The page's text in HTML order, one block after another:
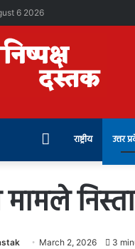
6 2026
राष्ट्रीय उत्तर
मामले
March 2, 2026 3